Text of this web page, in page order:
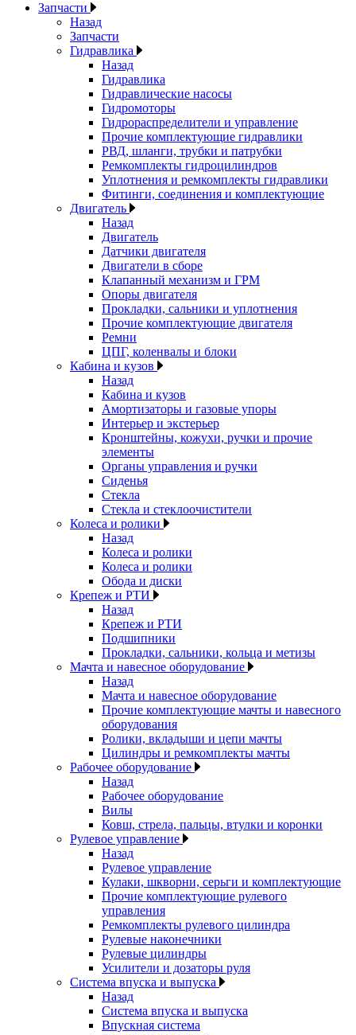
Запчасти
Назад
Запчасти
Гидравлика
Назад
Гидравлика
Гидравлические насосы
Гидромоторы
Гидрораспределители и управление
Прочие комплектующие гидравлики
РВД, шланги, трубки и патрубки
Ремкомплекты гидроцилиндров
Уплотнения и ремкомплекты гидравлики
Фитинги, соединения и комплектующие
Двигатель
Назад
Двигатель
Датчики двигателя
Двигатели в сборе
Клапанный механизм и ГРМ
Опоры двигателя
Прокладки, сальники и уплотнения
Прочие комплектующие двигателя
Ремни
ЦПГ, коленвалы и блоки
Кабина и кузов
Назад
Кабина и кузов
Амортизаторы и газовые упоры
Интерьер и экстерьер
Кронштейны, кожухи, ручки и прочие
элементы
Органы управления и ручки
Сиденья
Стекла
Стекла и стеклоочистители
Колеса и ролики
Назад
Колеса и ролики
Колеса и ролики
Обода и диски
Крепеж и РТИ
Назад
Крепеж и РТИ
Подшипники
Прокладки, сальники, кольца и метизы
Мачта и навесное оборудование
Назад
Мачта и навесное оборудование
Прочие комплектующие мачты и навесного
оборудования
Ролики, вкладыши и цепи мачты
Цилиндры и ремкомплекты мачты
Рабочее оборудование
Назад
Рабочее оборудование
Вилы
Ковш, стрела, пальцы, втулки и коронки
Рулевое управление
Назад
Рулевое управление
Кулаки, шкворни, серьги и комплектующие
Прочие комплектующие рулевого
управления
Ремкомплекты рулевого цилиндра
Рулевые наконечники
Рулевые цилиндры
Усилители и дозаторы руля
Система впуска и выпуска
Назад
Система впуска и выпуска
Впускная система